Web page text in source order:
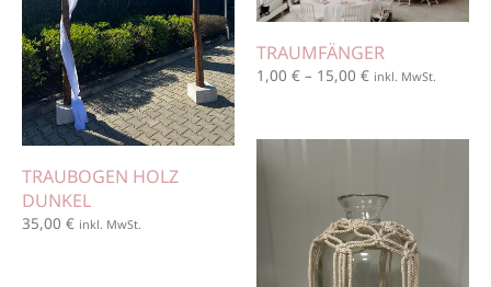
TRAUBOGEN HOLZ
DUNKEL
35,00 € inkl. MwSt.
TRAUMFÄNGER
1,00 € – 15,00 € inkl. MwSt.